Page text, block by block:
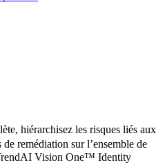
hiérarchisez les risques liés aux
remédiation sur l’ensemble de
Vision One™ Identity